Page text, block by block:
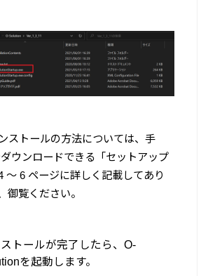
ストールの方法については、手
ンロードできる「セットアップ
～ 6 ページに詳しく記載してあり
御覧ください。
トールが完了したら、O-
を起動します。